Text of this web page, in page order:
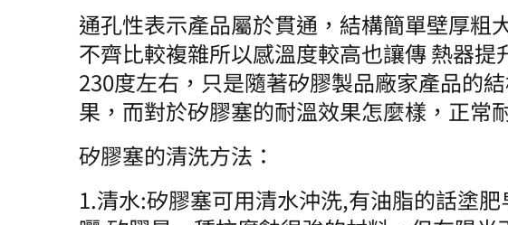
通孔性表示產品屬於貫通，結構簡單壁厚粗
不齊比較複雜所以感溫度較高也讓傳 熱器
230度左右，只是隨著矽膠製品廠家產品的
果，而對於矽膠塞的耐溫效果怎麼樣，正常
矽膠塞的清洗方法：
1.清水:矽膠塞可用清水沖洗,有油脂的話塗